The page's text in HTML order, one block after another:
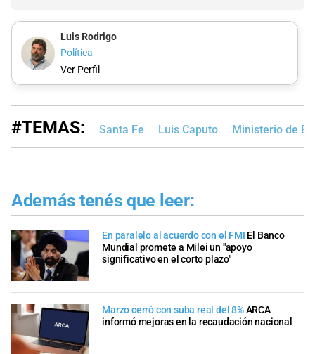
Luis Rodrigo
Política
Ver Perfil
#TEMAS: Santa Fe Luis Caputo Ministerio de
Además tenés que leer:
En paralelo al acuerdo con el FMI El Banco
Mundial promete a Milei un "apoyo
significativo en el corto plazo"
Marzo cerró con suba real del 8%ARCA
informó mejoras en la recaudación nacional